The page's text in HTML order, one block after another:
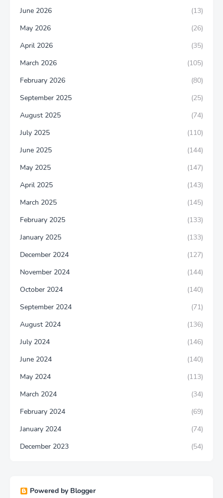
June 2026
(13)
May 2026
(26)
April 2026
(35)
March 2026
(105)
February 2026
(80)
September 2025
(25)
August 2025
(74)
July 2025
(110)
June 2025
(144)
May 2025
(147)
April 2025
(143)
March 2025
(145)
February 2025
(133)
January 2025
(133)
December 2024
(127)
November 2024
(144)
October 2024
(140)
September 2024
(71)
August 2024
(136)
July 2024
(146)
June 2024
(140)
May 2024
(113)
March 2024
(34)
February 2024
(69)
January 2024
(74)
December 2023
(54)
Powered by Blogger